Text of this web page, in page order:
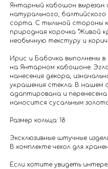
Янтарный кабошон вырезан
натурального,
сорта. С тыльной стороны
природная корочка "Живой
необычную текстуру и
Ирис и Бабочка выполнены
на Янтарном кабошоне.
нанесения декора,
украшения стекла. В нашем
адаптирована и
наносится сусальным
Размер кольца: 18
Эксклюзивные штучные
В комплекте чехол для
Если хотите увидеть